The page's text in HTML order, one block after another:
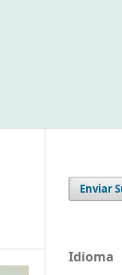
Enviar
Idioma